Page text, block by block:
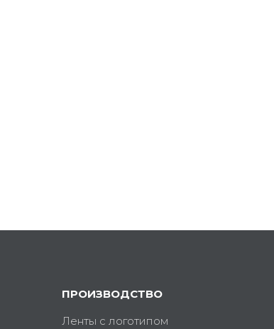
ПРОИЗВОДСТВО
Ленты с логотипом